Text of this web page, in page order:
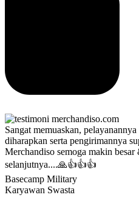
Sangat memuaskan,
diharapkan serta pengirimannya
Merchandiso semoga makin
selanjutnya....🙏👍👍👍
Basecamp Military
Karyawan Swasta